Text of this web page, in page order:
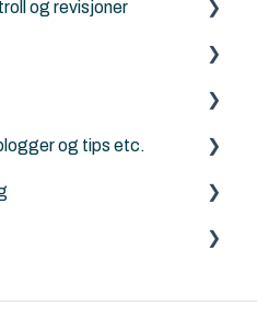
og revisjoner
og Mesh-verktøyet
og tips etc.